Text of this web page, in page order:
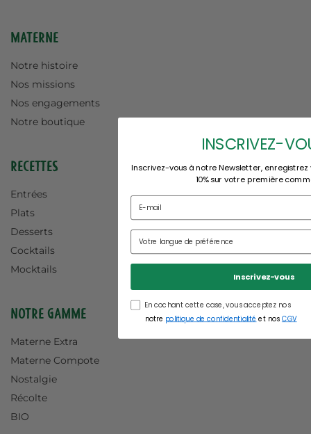
Materne
Notre histoire
Nos missions
Nos engagements
Notre boutique
Recettes
Entrées
Plats
Desserts
Cocktails
Mocktails
Notre gamme
Materne Extra
Materne Compote
Nostalgie
Récolte
BIO
INSCRIVEZ-
Inscrivez-vous à notre Newsletter,
10% sur votre première
Inscrivez-vous
En cochant cette case, vous acceptez nos
notre politique de confidentialité et nos CGV